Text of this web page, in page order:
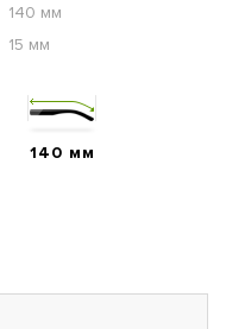
140 мм
15 мм
140 мм